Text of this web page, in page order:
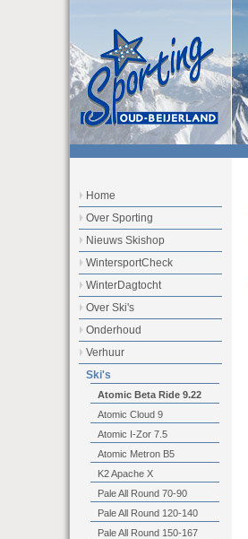
Home
Over Sporting
Nieuws Skishop
WintersportCheck
WinterDagtocht
Over Ski's
Onderhoud
Verhuur
Ski's
Atomic Beta Ride 9.22
Atomic Cloud 9
Atomic I-Zor 7.5
Atomic Metron B5
K2 Apache X
Pale All Round 70-90
Pale All Round 120-140
Pale All Round 150-167